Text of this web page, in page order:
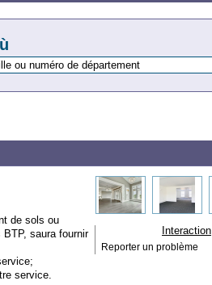
de sols ou
saura fournir
service.
Interaction
Reporter un problème